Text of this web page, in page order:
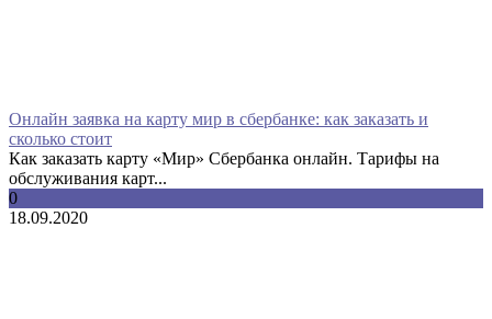
Онлайн заявка на карту мир в сбербанке: как заказать и
сколько стоит
Как заказать карту «Мир» Сбербанка онлайн. Тарифы на
обслуживания карт...
0
18.09.2020